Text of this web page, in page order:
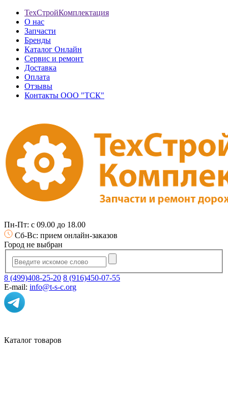
ТехСтройКомплектация
О нас
Запчасти
Бренды
Каталог Онлайн
Сервис и ремонт
Доставка
Оплата
Отзывы
Контакты ООО "ТСК"
Пн-Пт: с 09.00 до 18.00
Сб-Вс: прием онлайн-заказов
Город не выбран
8 (499)408-25-20 8 (916)450-07-55
E-mail: info@t-s-c.org
Каталог товаров